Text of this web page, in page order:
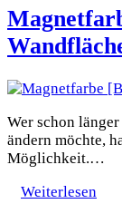
Wer schon
ändern möchte,
Möglichkeit.…
Weiterlesen